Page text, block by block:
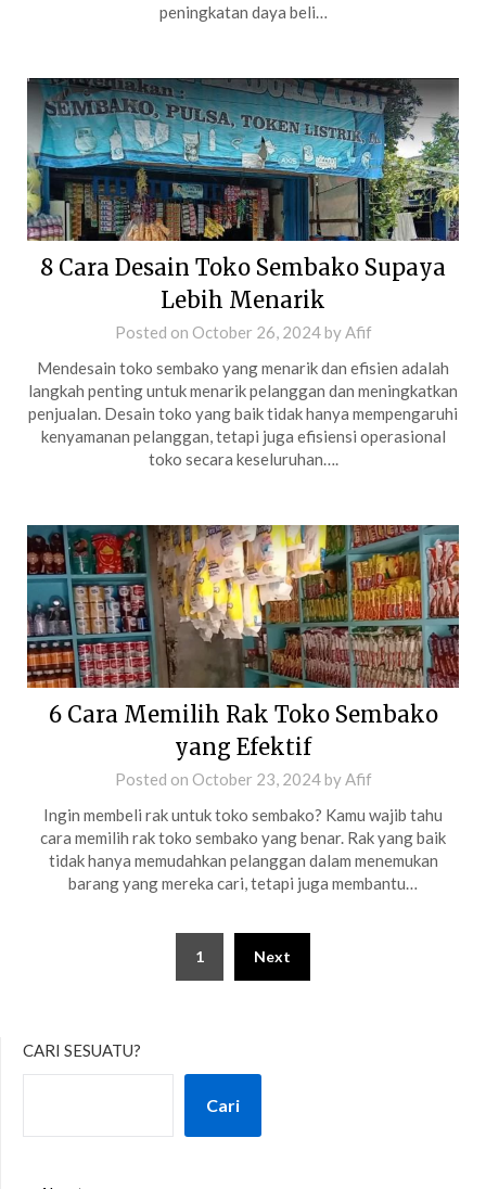
peningkatan daya beli…
8 Cara Desain Toko Sembako Supaya
Lebih Menarik
Posted on October 26, 2024byAfif
Mendesain toko sembako yang menarik dan efisien adalah
langkah penting untuk menarik pelanggan dan meningkatkan
penjualan. Desain toko yang baik tidak hanya mempengaruhi
kenyamanan pelanggan, tetapi juga efisiensi operasional
toko secara keseluruhan….
6 Cara Memilih Rak Toko Sembako
yang Efektif
Posted on October 23, 2024byAfif
Ingin membeli rak untuk toko sembako? Kamu wajib tahu
cara memilih rak toko sembako yang benar. Rak yang baik
tidak hanya memudahkan pelanggan dalam menemukan
barang yang mereka cari, tetapi juga membantu…
1 Next
CARI SESUATU?
Cari